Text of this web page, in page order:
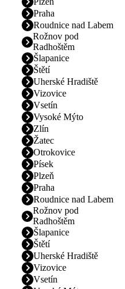
Praha
Roudnice nad Labem
Rožnov pod
Radhoštěm
Šlapanice
Štětí
Uherské Hradiště
Vizovice
Vsetín
Vysoké Mýto
Zlín
Žatec
Otrokovice
Písek
Plzeň
Praha
Roudnice nad Labem
Rožnov pod
Radhoštěm
Šlapanice
Štětí
Uherské Hradiště
Vizovice
Vsetín